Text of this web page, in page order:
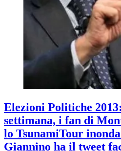
Elezioni Politiche
settimana, i fan di
lo TsunamiTour
Giannino ha il tweet